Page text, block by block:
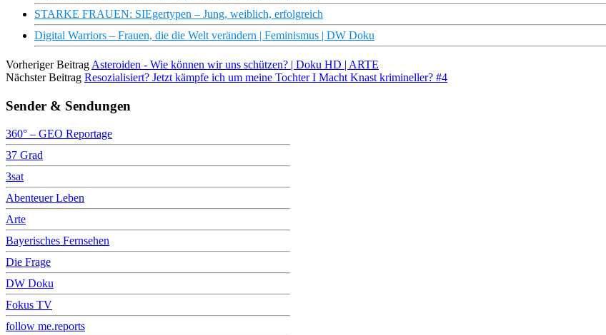
STARKE FRAUEN: SIEgertypen – Jung, weiblich, erfolgreich
Digital Warriors – Frauen, die die Welt verändern | Feminismus | DW Doku
Vorheriger Beitrag Asteroiden - Wie können wir uns schützen? | Doku HD | ARTE
Nächster Beitrag Resozialisiert? Jetzt kämpfe ich um meine Tochter I Macht Knast krimineller? #4
Sender & Sendungen
360° – GEO Reportage
37 Grad
3sat
Abenteuer Leben
Arte
Bayerisches Fernsehen
Die Frage
DW Doku
Fokus TV
follow me.reports